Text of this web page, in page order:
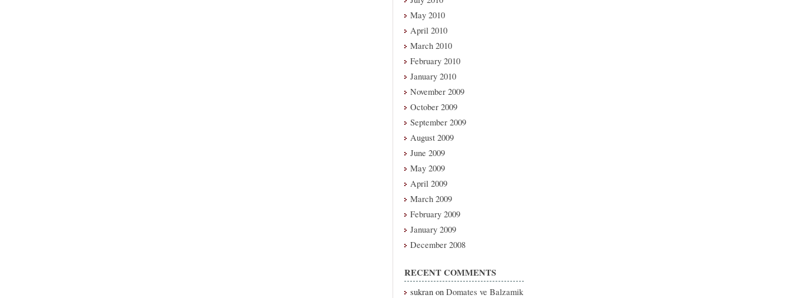
May 2010
April 2010
March 2010
February 2010
January 2010
November 2009
October 2009
September 2009
August 2009
June 2009
May 2009
April 2009
March 2009
February 2009
January 2009
December 2008
RECENT COMMENTS
sukran on Domates ve Balzamik